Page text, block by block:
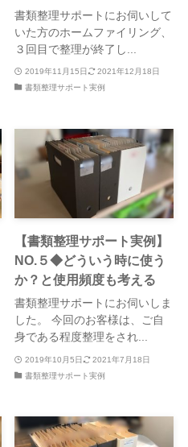
書類整理サポートにお伺いして
いた方のホームファイリング、
３回目で整理が終了し...
2019年11月15日
2021年12月18日
書類整理サポート実例
【書類整理サポート実例】
NO.５◆どういう時に使う
か？と使用頻度も考える
書類整理サポートにお伺いしま
した。 今回のお客様は、ご自
身である程度整理をされ...
2019年10月5日
2021年7月18日
書類整理サポート実例